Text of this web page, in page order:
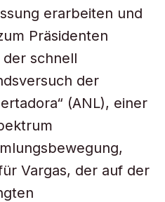
erarbeiten und
Präsidenten
schnell
der
(ANL), einer
Vargas, der auf der